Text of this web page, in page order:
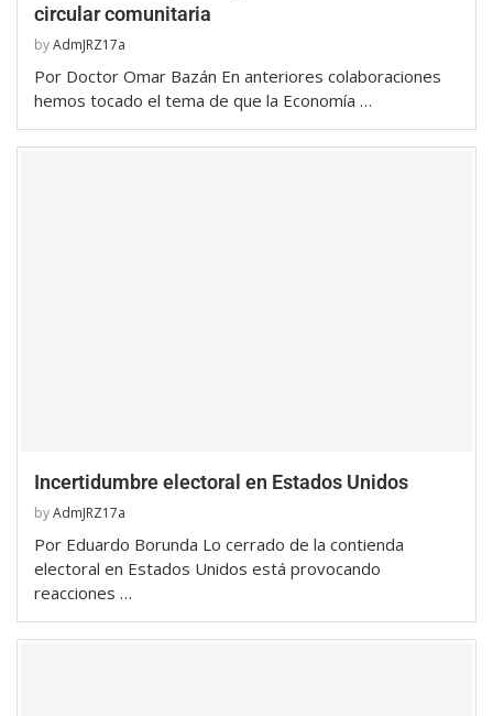
circular comunitaria
byAdmJRZ17a
Por Doctor Omar Bazán En anteriores colaboraciones
hemos tocado el tema de que la Economía …
Incertidumbre electoral en Estados Unidos
byAdmJRZ17a
Por Eduardo Borunda Lo cerrado de la contienda
electoral en Estados Unidos está provocando
reacciones …